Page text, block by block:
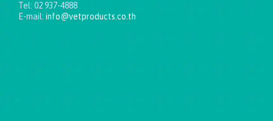
Tel: 02 937-4888
E-mail: info@vetproducts.co.th